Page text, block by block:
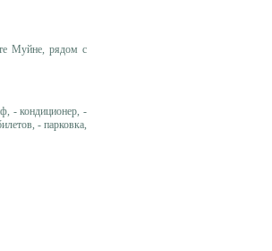
Муйне, рядом с
- кондиционер, -
- парковка,